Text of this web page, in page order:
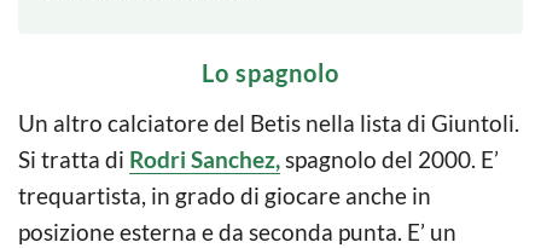
Lo spagnolo
Un altro calciatore del Betis nella lista di Giuntoli.
Si tratta di Rodri Sanchez,spagnolo del 2000. E’
trequartista, in grado di giocare anche in
posizione esterna e da seconda punta. E’ un